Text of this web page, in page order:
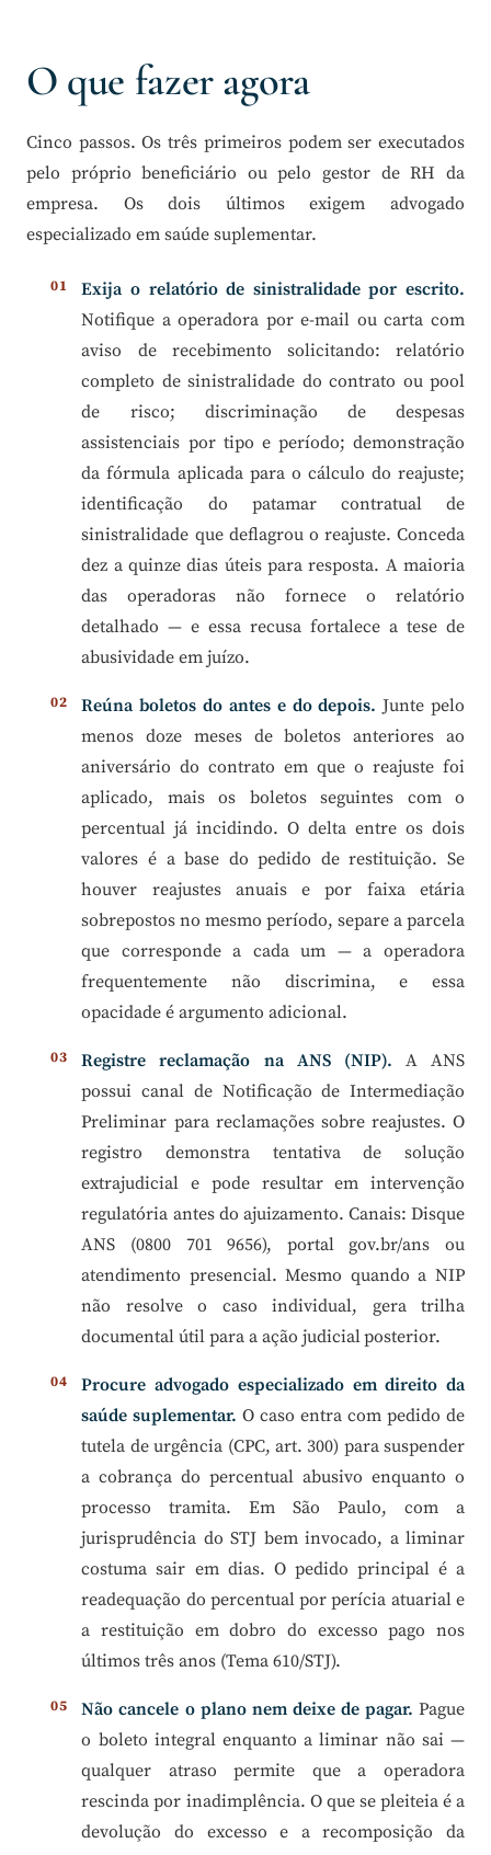
O que fazer agora
Cinco passos. Os três primeiros podem ser executados
pelo próprio beneficiário ou pelo gestor de RH da
empresa. Os dois últimos exigem advogado
especializado em saúde suplementar.
Exija o relatório de sinistralidade por escrito.
Notifique a operadora por e-mail ou carta com
aviso de recebimento solicitando: relatório
completo de sinistralidade do contrato ou pool
de risco; discriminação de despesas
assistenciais por tipo e período; demonstração
da fórmula aplicada para o cálculo do reajuste;
identificação do patamar contratual de
sinistralidade que deflagrou o reajuste. Conceda
dez a quinze dias úteis para resposta. A maioria
das operadoras não fornece o relatório
detalhado — e essa recusa fortalece a tese de
abusividade em juízo.
Reúna boletos do antes e do depois. Junte pelo
menos doze meses de boletos anteriores ao
aniversário do contrato em que o reajuste foi
aplicado, mais os boletos seguintes com o
percentual já incidindo. O delta entre os dois
valores é a base do pedido de restituição. Se
houver reajustes anuais e por faixa etária
sobrepostos no mesmo período, separe a parcela
que corresponde a cada um — a operadora
frequentemente não discrimina, e essa
opacidade é argumento adicional.
Registre reclamação na ANS (NIP). A ANS
possui canal de Notificação de Intermediação
Preliminar para reclamações sobre reajustes. O
registro demonstra tentativa de solução
extrajudicial e pode resultar em intervenção
regulatória antes do ajuizamento. Canais: Disque
ANS (0800 701 9656), portal gov.br/ans ou
atendimento presencial. Mesmo quando a NIP
não resolve o caso individual, gera trilha
documental útil para a ação judicial posterior.
Procure advogado especializado em direito da
saúde suplementar. O caso entra com pedido de
tutela de urgência (CPC, art. 300) para suspender
a cobrança do percentual abusivo enquanto o
processo tramita. Em São Paulo, com a
jurisprudência do STJ bem invocado, a liminar
costuma sair em dias. O pedido principal é a
readequação do percentual por perícia atuarial e
a restituição em dobro do excesso pago nos
últimos três anos (Tema 610/STJ).
Não cancele o plano nem deixe de pagar. Pague
o boleto integral enquanto a liminar não sai —
qualquer atraso permite que a operadora
rescinda por inadimplência. O que se pleiteia é a
devolução do excesso e a recomposição da